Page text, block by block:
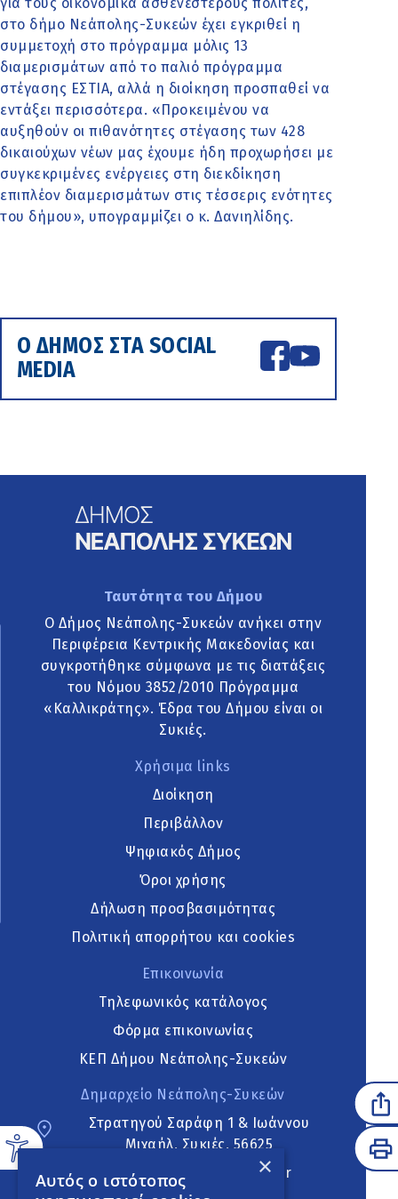
στο δήμο Νεάπολης-Συκεών έχει εγκριθεί η
συμμετοχή στο πρόγραμμα μόλις 13
διαμερισμάτων από το παλιό πρόγραμμα
στέγασης ΕΣΤΙΑ, αλλά η διοίκηση προσπαθεί να
εντάξει περισσότερα. «Προκειμένου να
αυξηθούν οι πιθανότητες στέγασης των 428
δικαιούχων νέων μας έχουμε ήδη προχωρήσει με
συγκεκριμένες ενέργειες στη διεκδίκηση
επιπλέον διαμερισμάτων στις τέσσερις ενότητες
του δήμου», υπογραμμίζει ο κ. Δανιηλίδης.
Ο ΔΗΜΟΣ ΣΤΑ SOCIAL
MEDIA
Ταυτότητα του Δήμου
Ο Δήμος Νεάπολης-Συκεών ανήκει στην
Περιφέρεια Κεντρικής Μακεδονίας και
συγκροτήθηκε σύμφωνα με τις διατάξεις
του Νόμου 3852/2010 Πρόγραμμα
«Καλλικράτης». Έδρα του Δήμου είναι οι
Συκιές.
Χρήσιμα links
Διοίκηση
Περιβάλλον
Ψηφιακός Δήμος
Όροι χρήσης
Δήλωση προσβασιμότητας
Πολιτική απορρήτου και cookies
Επικοινωνία
Τηλεφωνικός κατάλογος
Φόρμα επικοινωνίας
ΚΕΠ Δήμου Νεάπολης-Συκεών
Δημαρχείο Νεάπολης-Συκεών
Στρατηγού Σαράφη 1 & Ιωάννου
Μιχαήλ, Συκιές, 56625
neapoli.sykies@ddt.gov.gr
×
Αυτός ο ιστότοπος